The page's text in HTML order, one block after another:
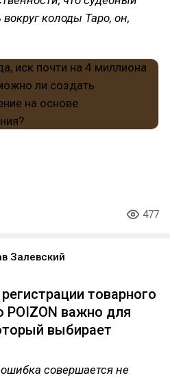
колоды Таро, он,
477
Залевский
товарного
POIZON важно для
выбирает
совершается не